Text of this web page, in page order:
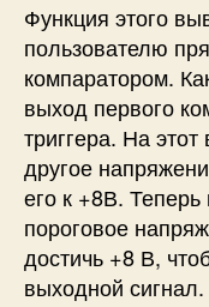
Функция этого
пользователю
компаратором.
выход первого
триггера. На
другое
его к +8В.
пороговое
достичь +8 В,
выходной сигнал.